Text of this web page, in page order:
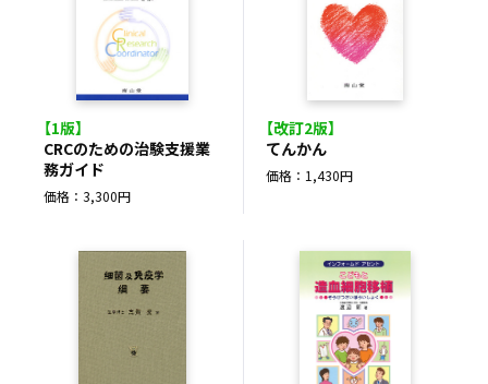
【1版】
CRCのための治験支援業
務ガイド
価格：3,300円
【改訂2版】
てんかん
価格：1,430円